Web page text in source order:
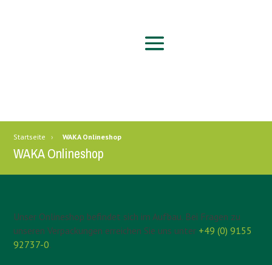
Startseite › WAKA Onlineshop
WAKA Onlineshop
Unser Onlineshop befindet sich im Aufbau. Bei Fragen zu
unseren Verpackungen erreichen Sie uns unter +49 (0) 9155
92737-0.